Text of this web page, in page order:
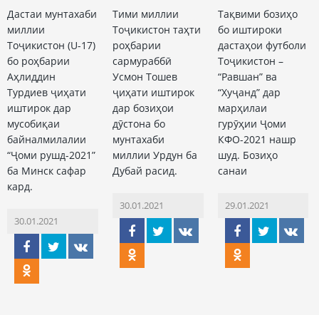
Дастаи мунтахаби
миллии
Тоҷикистон (U-17)
бо роҳбарии
Аҳлиддин
Турдиев ҷиҳати
иштирок дар
мусобиқаи
байналмилалии
“Ҷоми рушд-2021”
ба Минск сафар
кард.
30.01.2021
Тими миллии
Тоҷикистон таҳти
роҳбарии
сармураббӣ
Усмон Тошев
ҷиҳати иштирок
дар бозиҳои
дӯстона бо
мунтахаби
миллии Урдун ба
Дубай расид.
30.01.2021
Тақвими бозиҳо
бо иштироки
дастаҳои футболи
Тоҷикистон –
“Равшан” ва
“Хуҷанд” дар
марҳилаи
гурӯҳии Ҷоми
КФО-2021 нашр
шуд. Бозиҳо
санаи
29.01.2021